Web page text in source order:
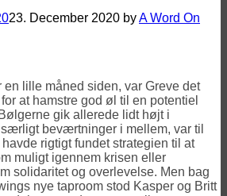
23. December 2020 byA Word On
en lille måned siden, var Greve det
at hamstre god øl til en potentiel
gik allerede lidt højt i
beværtninger i mellem, var til
rigtigt fundet strategien til at
muligt igennem krisen eller
solidaritet og overlevelse. Men bag
nye taproom stod Kasper og Britt